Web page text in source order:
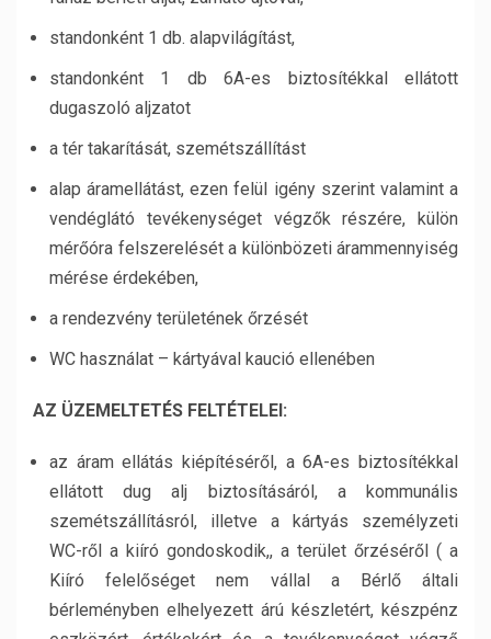
standonként 1 db. alapvilágítást,
standonként 1 db 6A-es biztosítékkal ellátott
dugaszoló aljzatot
a tér takarítását, szemétszállítást
alap áramellátást, ezen felül igény szerint valamint a
vendéglátó tevékenységet végzők részére, külön
mérőóra felszerelését a különbözeti árammennyiség
mérése érdekében,
a rendezvény területének őrzését
WC használat – kártyával kaució ellenében
AZ ÜZEMELTETÉS FELTÉTELEI:
az áram ellátás kiépítéséről, a 6A-es biztosítékkal
ellátott dug alj biztosításáról, a kommunális
szemétszállításról, illetve a kártyás személyzeti
WC-ről a kiíró gondoskodik,, a terület őrzéséről ( a
Kiíró felelőséget nem vállal a Bérlő általi
bérleményben elhelyezett árú készletért, készpénz